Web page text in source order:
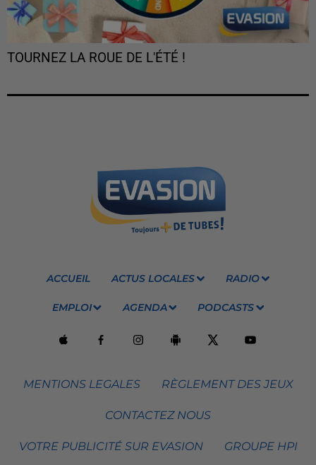
TOURNEZ LA ROUE DE L'ÉTÉ !
ACCUEIL ACTUS LOCALES RADIO
EMPLOI AGENDA PODCASTS
MENTIONS LEGALES RÈGLEMENT DES JEUX
CONTACTEZ NOUS
VOTRE PUBLICITÉ SUR EVASION GROUPE HPI